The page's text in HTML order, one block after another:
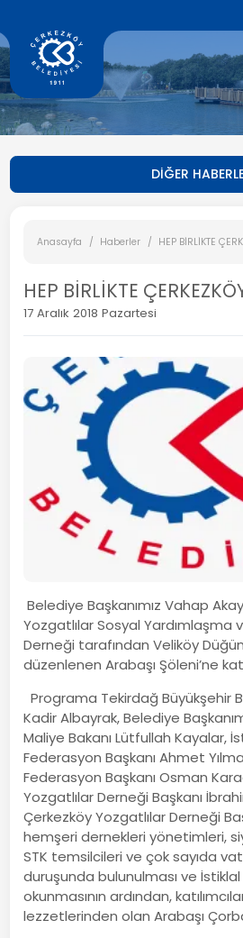
DİĞER
Anasayfa Haberler HEP BİRLİKTE
HEP BİRLİKTE
17 Aralık 2018 Pazartesi
Belediye Başkanımız Vahap
Yozgatlılar Sosyal Yardımlaşma
Derneği tarafından Veliköy
düzenlenen Arabaşı Şöleni’ne
Programa Tekirdağ Büyükşehir
Kadir Albayrak, Belediye
Maliye Bakanı Lütfullah Kayalar,
Federasyon Başkanı Ahmet
Federasyon Başkanı Osman
Yozgatlılar Derneği Başkanı
Çerkezköy Yozgatlılar Derneği
hemşeri dernekleri yönetimleri,
STK temsilcileri ve çok sayıda
duruşunda bulunulması ve İstiklal
okunmasının ardından,
lezzetlerinden olan Arabaşı